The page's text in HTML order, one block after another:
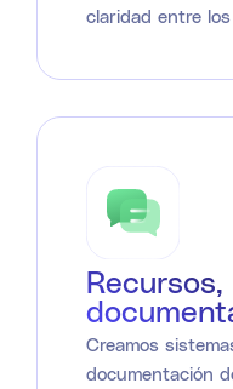
claridad entre
Creamos
documentación